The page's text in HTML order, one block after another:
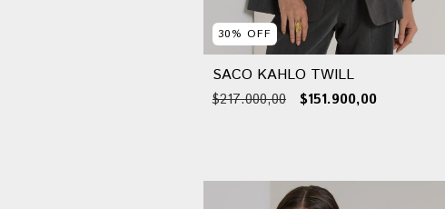
30% OFF
SACO KAHLO TWILL
$217.000,00 $151.900,00